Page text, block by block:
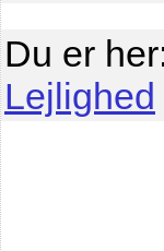
Du er
Lejlighed